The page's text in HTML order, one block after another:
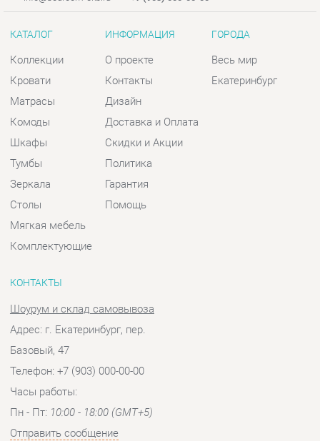
Матрасы
Комоды
Комплектующие
Дизайн
Доставка и Оплата
КОНТАКТЫ
Шоурум и склад самовывоза
Адрес: г. Екатеринбург, пер.
Базовый, 47
Пн - Пт:10:00 - 18:00 (GMT+5)
Отправить сообщение
© 2009-2026 Спальни-Екатеринбург